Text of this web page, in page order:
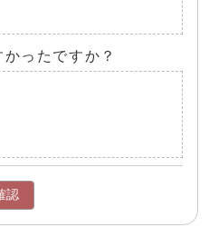
ったですか？
認